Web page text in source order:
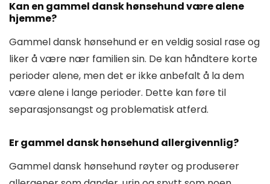
Kan en gammel dansk hønsehund være alene
hjemme?
Gammel dansk hønsehund er en veldig sosial rase og
liker å være nær familien sin. De kan håndtere korte
perioder alene, men det er ikke anbefalt å la dem
være alene i lange perioder. Dette kan føre til
separasjonsangst og problematisk atferd.
Er gammel dansk hønsehund allergivennlig?
Gammel dansk hønsehund røyter og produserer